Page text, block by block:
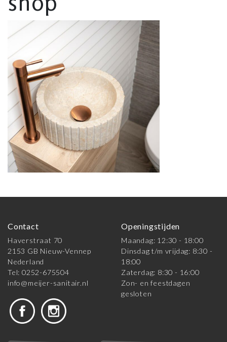
Contact
Haverstraat 70
2153 GB Nieuw-Vennep
Nederland
Tel: 0252-675504
info@meijer-sanitair.nl
Openingstijden
Maandag: 12:30 - 18:00
Dinsdag t/m vrijdag: 8:30 -
18:00
Zaterdag: 8:30 - 16:00
Zon- en feestdagen
gesloten